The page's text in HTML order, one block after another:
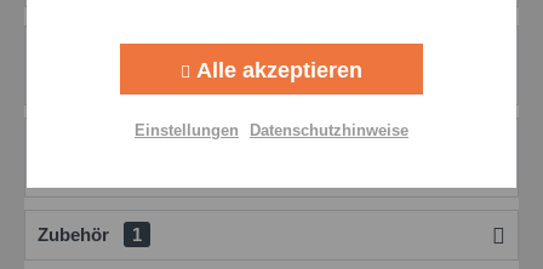
Beschreibung
Bewertungen
0
Zubehör 1
Personalisierung Aktiv
Alle akzeptieren
Einstellungen Datenschutzhinweise